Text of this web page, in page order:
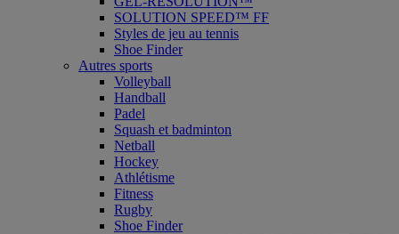
SOLUTION SPEED™ FF
Styles de jeu au tennis
Shoe Finder
Autres sports
Volleyball
Handball
Padel
Squash et badminton
Netball
Hockey
Athlétisme
Fitness
Rugby
Shoe Finder